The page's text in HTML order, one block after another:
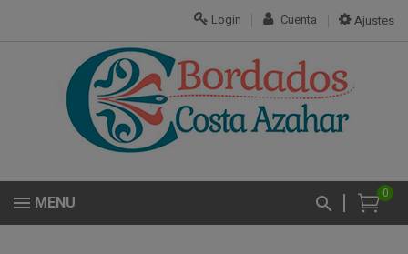
Ajustes
Cuenta
Login
0
MENU